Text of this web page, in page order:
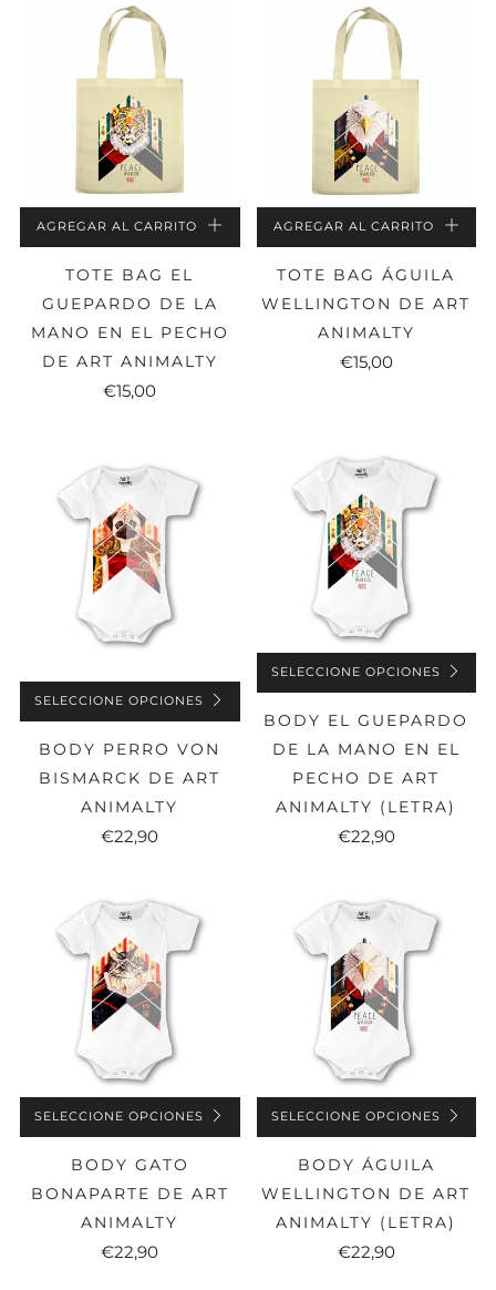
AGREGAR AL CARRITO
TOTE BAG EL
GUEPARDO DE LA
MANO EN EL PECHO
DE ART ANIMALTY
€15,00
AGREGAR AL CARRITO
TOTE BAG ÁGUILA
WELLINGTON DE ART
ANIMALTY
€15,00
SELECCIONE OPCIONES
BODY PERRO VON
BISMARCK DE ART
ANIMALTY
€22,90
SELECCIONE OPCIONES
BODY EL GUEPARDO
DE LA MANO EN EL
PECHO DE ART
ANIMALTY (LETRA)
€22,90
SELECCIONE OPCIONES
BODY GATO
BONAPARTE DE ART
ANIMALTY
€22,90
SELECCIONE OPCIONES
BODY ÁGUILA
WELLINGTON DE ART
ANIMALTY (LETRA)
€22,90